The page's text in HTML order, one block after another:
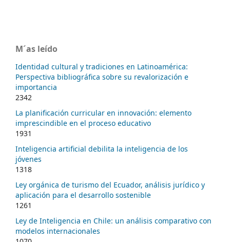
M´as leído
Identidad cultural y tradiciones en Latinoamérica:
Perspectiva bibliográfica sobre su revalorización e
importancia
2342
La planificación curricular en innovación: elemento
imprescindible en el proceso educativo
1931
Inteligencia artificial debilita la inteligencia de los
jóvenes
1318
Ley orgánica de turismo del Ecuador, análisis jurídico y
aplicación para el desarrollo sostenible
1261
Ley de Inteligencia en Chile: un análisis comparativo con
modelos internacionales